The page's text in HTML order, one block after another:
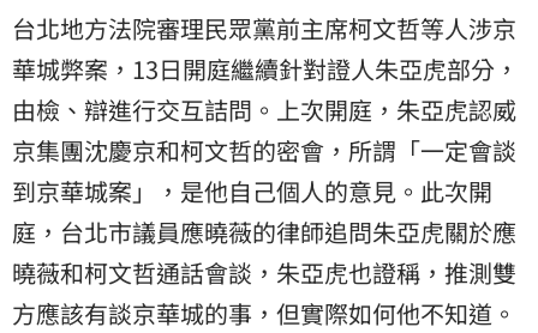
台北地方法院審理民眾黨前主席柯文哲等人涉京
華城弊案，13日開庭繼續針對證人朱亞虎部分，
由檢、辯進行交互詰問。上次開庭，朱亞虎認威
京集團沈慶京和柯文哲的密會，所謂「一定會談
到京華城案」，是他自己個人的意見。此次開
庭，台北市議員應曉薇的律師追問朱亞虎關於應
曉薇和柯文哲通話會談，朱亞虎也證稱，推測雙
方應該有談京華城的事，但實際如何他不知道。